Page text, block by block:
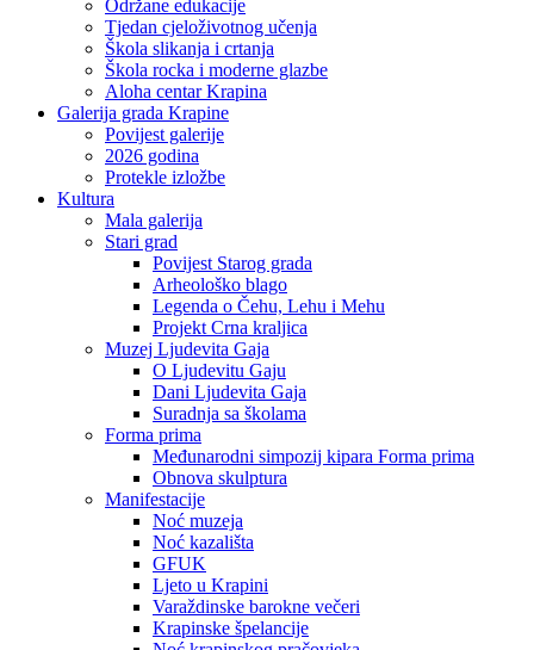
Održane edukacije
Tjedan cjeloživotnog učenja
Škola slikanja i crtanja
Škola rocka i moderne glazbe
Aloha centar Krapina
Galerija grada Krapine
Povijest galerije
2026 godina
Protekle izložbe
Kultura
Mala galerija
Stari grad
Povijest Starog grada
Arheološko blago
Legenda o Čehu, Lehu i Mehu
Projekt Crna kraljica
Muzej Ljudevita Gaja
O Ljudevitu Gaju
Dani Ljudevita Gaja
Suradnja sa školama
Forma prima
Međunarodni simpozij kipara Forma prima
Obnova skulptura
Manifestacije
Noć muzeja
Noć kazališta
GFUK
Ljeto u Krapini
Varaždinske barokne večeri
Krapinske špelancije